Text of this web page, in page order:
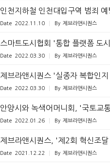
인천지하철 인천대입구역 범죄
Date 2022.11.10 By 제브라앤시퀀스
스마트도시협회 '통합 플랫폼 도
Date 2022.03.30 By 제브라앤시퀀스
제브라앤시퀀스 '실종자 복합인
Date 2022.03.30 By 제브라앤시퀀스
안양시와 녹색어머니회, '국토교
Date 2022.01.26 By 제브라앤시퀀스
제브라앤시퀀스, '제2회 혁신조
Date 2021.12.22 By 제브라앤시퀀스